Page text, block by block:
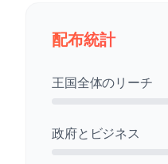
配布統計
王国全体のリーチ
政府とビジネス